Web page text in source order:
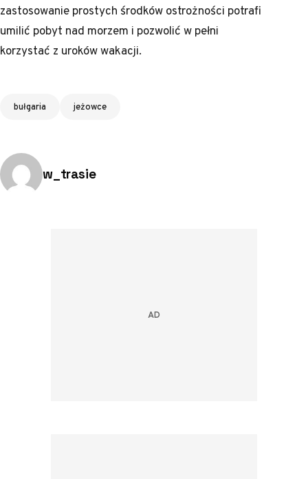
zastosowanie prostych środków ostrożności potrafi
umilić pobyt nad morzem i pozwolić w pełni
korzystać z uroków wakacji.
Tagi
bułgaria jeżowce
Opublikowano przez:
w_trasie